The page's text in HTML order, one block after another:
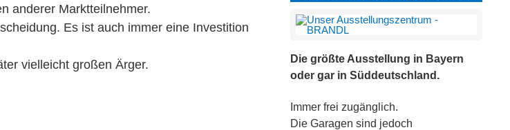
anderer Marktteilnehmer.
Es ist auch immer eine Investition
vielleicht großen Ärger.
Die größte Ausstellung in Bayern
oder gar in Süddeutschland.
Immer frei zugänglich.
Die Garagen sind jedoch